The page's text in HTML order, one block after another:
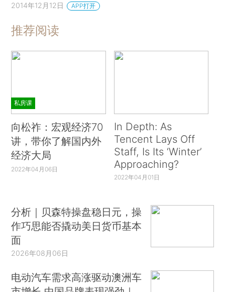
2014年12月12日 APP打开
推荐阅读
私房课
向松祚：宏观经济70
讲，带你了解国内外
经济大局
2022年04月06日
In Depth: As
Tencent Lays Off
Staff, Is Its ‘Winter’
Approaching?
2022年04月01日
分析｜贝森特操盘稳日元，操
作巧思能否撬动美日货币基本
面
2026年08月06日
电动汽车需求高涨驱动澳洲车